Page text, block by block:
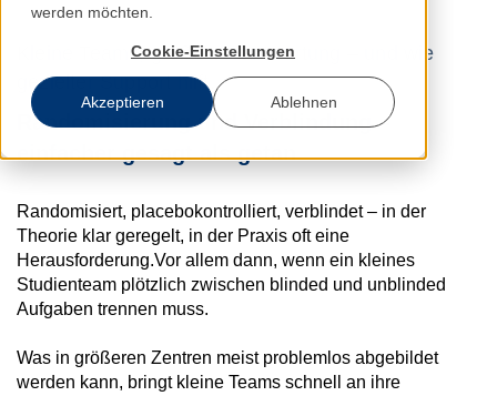
werden möchten.
Cookie-Einstellungen
Akzeptieren Ablehnen
Kleine Teams, große Verantwortung – und wie
gezielter Support hilft.
Randomisierung und Verblindung –
einfacher gesagt als getan
Randomisiert, placebokontrolliert, verblindet – in der
Theorie klar geregelt, in der Praxis oft eine
Herausforderung.Vor allem dann, wenn ein kleines
Studienteam plötzlich zwischen blinded und unblinded
Aufgaben trennen muss.
Was in größeren Zentren meist problemlos abgebildet
werden kann, bringt kleine Teams schnell an ihre